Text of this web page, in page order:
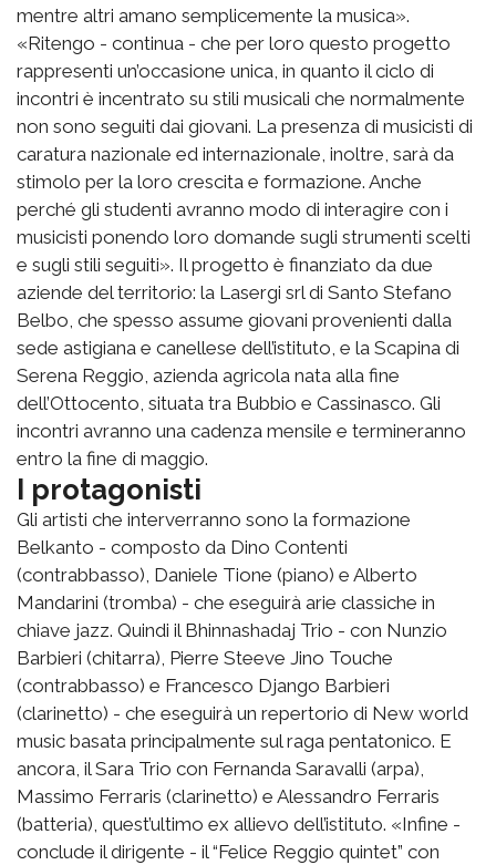
mentre altri amano semplicemente la musica».
«Ritengo - continua - che per loro questo progetto
rappresenti un’occasione unica, in quanto il ciclo di
incontri è incentrato su stili musicali che normalmente
non sono seguiti dai giovani. La presenza di musicisti di
caratura nazionale ed internazionale, inoltre, sarà da
stimolo per la loro crescita e formazione. Anche
perché gli studenti avranno modo di interagire con i
musicisti ponendo loro domande sugli strumenti scelti
e sugli stili seguiti». Il progetto è finanziato da due
aziende del territorio: la Lasergi srl di Santo Stefano
Belbo, che spesso assume giovani provenienti dalla
sede astigiana e canellese dell’istituto, e la Scapina di
Serena Reggio, azienda agricola nata alla fine
dell’Ottocento, situata tra Bubbio e Cassinasco. Gli
incontri avranno una cadenza mensile e termineranno
entro la fine di maggio.
I protagonisti
Gli artisti che interverranno sono la formazione
Belkanto - composto da Dino Contenti
(contrabbasso), Daniele Tione (piano) e Alberto
Mandarini (tromba) - che eseguirà arie classiche in
chiave jazz. Quindi il Bhinnashadaj Trio - con Nunzio
Barbieri (chitarra), Pierre Steeve Jino Touche
(contrabbasso) e Francesco Django Barbieri
(clarinetto) - che eseguirà un repertorio di New world
music basata principalmente sul raga pentatonico. E
ancora, il Sara Trio con Fernanda Saravalli (arpa),
Massimo Ferraris (clarinetto) e Alessandro Ferraris
(batteria), quest’ultimo ex allievo dell’istituto. «Infine -
conclude il dirigente - il “Felice Reggio quintet” con